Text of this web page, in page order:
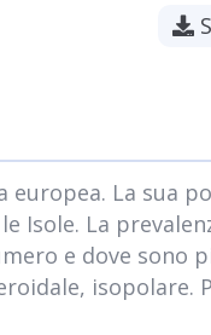
La sua
La
e dove sono